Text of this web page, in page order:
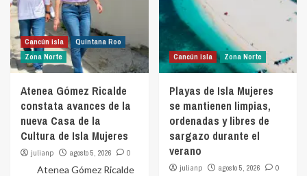
Cancún isla
Quintana Roo
Zona Norte
Atenea Gómez Ricalde
constata avances de la
nueva Casa de la
Cultura de Isla Mujeres
julianp agosto 5, 2026 0
Atenea Gómez Ricalde
Cancún isla Zona Norte
Playas de Isla Mujeres
se mantienen limpias,
ordenadas y libres de
sargazo durante el
verano
julianp agosto 5, 2026 0